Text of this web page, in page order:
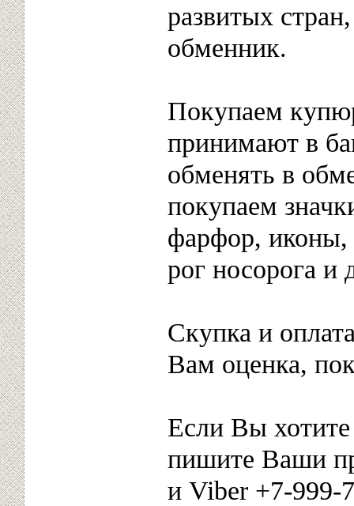
развитых
обменник.
Покупаем
принимают в
обменять в
покупаем
фарфор, иконы,
рог носорога и
Скупка и
Вам оценка,
Если Вы
пишите Ваши
и Viber +7-999-